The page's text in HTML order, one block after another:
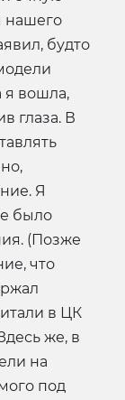
нашего
будто
я вошла,
глаза. В
Я
было
(Позже
что
в ЦК
же, в
на
под